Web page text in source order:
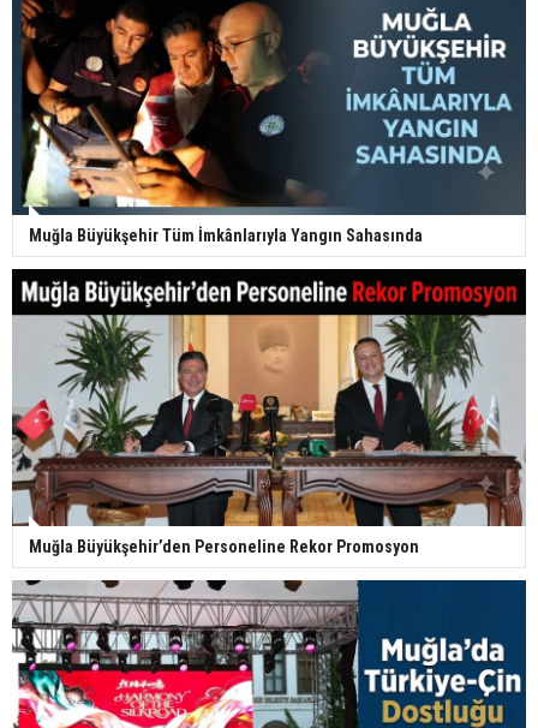
Muğla Büyükşehir Tüm İmkânlarıyla Yangın Sahasında
Muğla Büyükşehir’den Personeline Rekor Promosyon